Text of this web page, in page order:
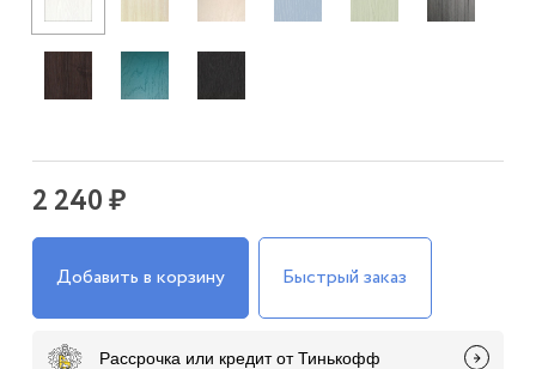
2 240 ₽
Добавить в корзину Быстрый заказ
Рассрочка или кредит от Тинькофф